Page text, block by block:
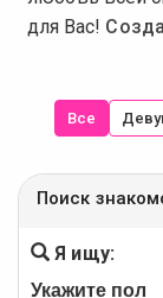
для Вас!
Все
Поиск
Я ищу: